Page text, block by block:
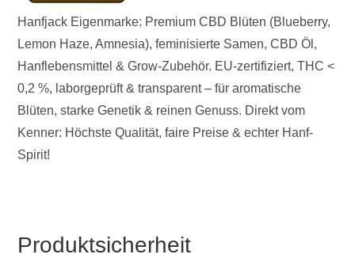
Hanfjack Eigenmarke: Premium CBD Blüten (Blueberry,
Lemon Haze, Amnesia), feminisierte Samen, CBD Öl,
Hanflebensmittel & Grow-Zubehör. EU-zertifiziert, THC <
0,2 %, laborgeprüft & transparent – für aromatische
Blüten, starke Genetik & reinen Genuss. Direkt vom
Kenner: Höchste Qualität, faire Preise & echter Hanf-
Spirit!
Produktsicherheit